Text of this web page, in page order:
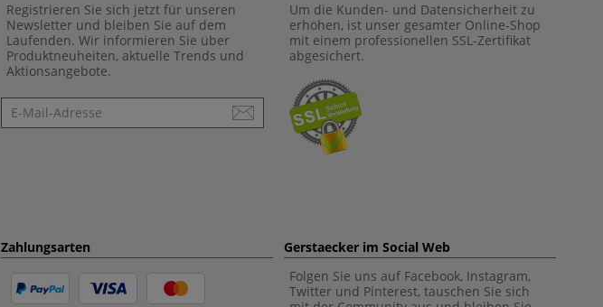
Registrieren Sie sich jetzt für unseren
Newsletter und bleiben Sie auf dem
Laufenden. Wir informieren Sie über
Produktneuheiten, aktuelle Trends und
Aktionsangebote.
Newsletter
Um die Kunden- und Datensicherheit zu
erhöhen, ist unser gesamter Online-Shop
mit einem professionellen SSL-Zertifikat
abgesichert.
Zahlungsarten
Gerstaecker im Social Web
Folgen Sie uns auf Facebook, Instagram,
Twitter und Pinterest, tauschen Sie sich